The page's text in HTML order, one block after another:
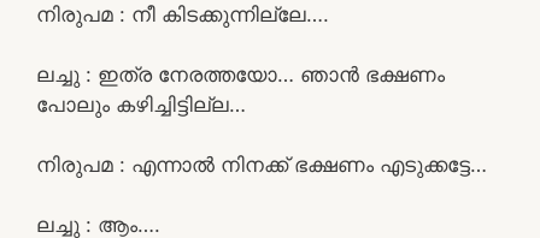
നിരുപമ : നീ കിടക്കുന്നില്ലേ….
ലച്ചു : ഇത്ര നേരത്തയോ… ഞാൻ ഭക്ഷണം
പോലും കഴിച്ചിട്ടില്ല…
നിരുപമ : എന്നാൽ നിനക്ക് ഭക്ഷണം എടുക്കട്ടേ…
ലച്ചു : ആം….